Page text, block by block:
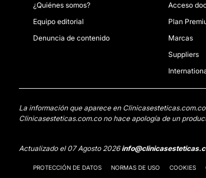
¿Quiénes somos?
Equipo editorial
Denuncia de contenido
Acceso
Plan
Marcas
Suppliers
La información que aparece en
Clinicasesteticas.com.co no hace apología de un
Actualizado el 07 Agosto 2026
PROTECCIÓN DE DATOS NORMAS DE USO COOKIES